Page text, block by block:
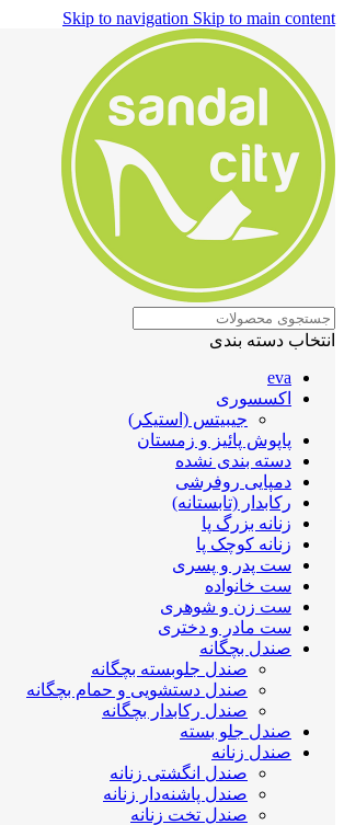
Skip to navigation Skip to main content
انتخاب دسته بندی
eva
اکسسوری
جیبیتس (استیکر)
پاپوش پائیز و زمستان
دسته بندی نشده
دمپایی روفرشی
رکابدار (تابستانه)
زنانه بزرگ پا
زنانه کوچک پا
ست پدر و پسری
ست خانواده
ست زن و شوهری
ست مادر و دختری
صندل بچگانه
صندل جلوبسته بچگانه
صندل دستشویی و حمام بچگانه
صندل رکابدار بچگانه
صندل جلو بسته
صندل زنانه
صندل انگشتی زنانه
صندل پاشنه‌دار زنانه
صندل تخت زنانه